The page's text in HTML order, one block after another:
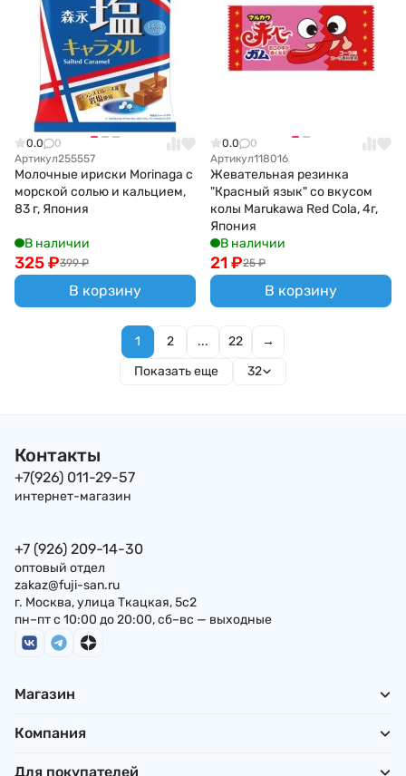
0.0
0
Артикул255557
Молочные ириски Morinaga с
морской солью и кальцием,
83 г, Япония
В наличии
399 ₽
325₽
В корзину
0.0
0
Артикул118016
Жевательная резинка
"Красный язык" со вкусом
колы Marukawa Red Cola, 4г,
Япония
В наличии
25 ₽
21 ₽
В корзину
1 2 ... 22
→
Показать еще
32
Контакты
+7(926) 011-29-57
интернет-магазин
+7 (926) 209-14-30
оптовый отдел
zakaz@fuji-san.ru
г. Москва, улица Ткацкая, 5с2
пн–пт с 10:00 до 20:00, сб–вс — выходные
Магазин
Компания
Для покупателей